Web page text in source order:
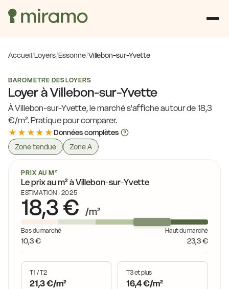
Accueil/Loyers/Essonne/Villebon-sur-Yvette
BAROMÈTRE DES LOYERS
Loyer à Villebon-sur-Yvette
À Villebon-sur-Yvette, le marché s'affiche autour de 18,3
€/m². Pratique pour comparer.
★★★★★Données complètes
Zone tendue
Zone A
PRIX AU M²
Le prix au m² à Villebon-sur-Yvette
ESTIMATION · 2025
18,3 € /m²
Bas du marché
10,3 €
Haut du marché
23,3 €
T1 / T2
21,3 €/m²
T3 et plus
16,4 €/m²